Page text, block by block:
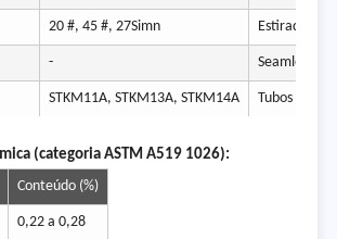
20 #, 45 #, 27Simn Estirado a
- Seamless
STKM11A, STKM13A, STKM14A Tubos De
(categoria ASTM A519 1026):
Conteúdo (%)
0,22 a 0,28